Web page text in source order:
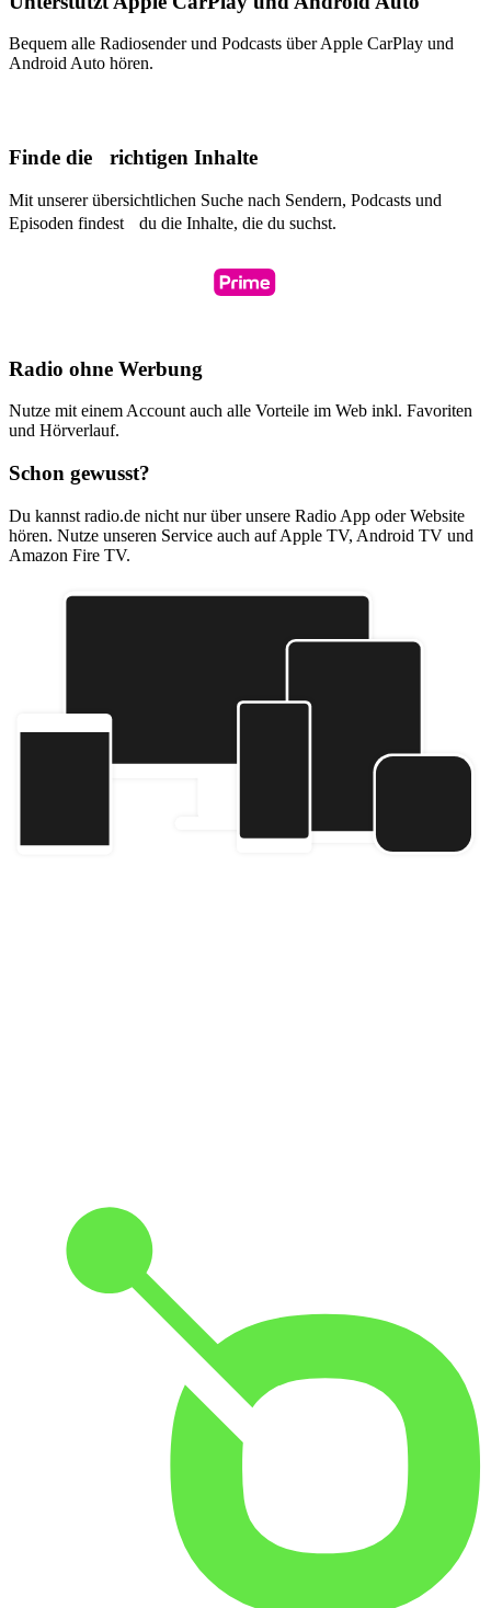
Bequem alle Radiosender und Podcasts über Apple CarPlay und
Android Auto hören.
Finde die richtigen Inhalte
Mit unserer übersichtlichen Suche nach Sendern, Podcasts und
Episoden findest du die Inhalte, die du suchst.
Radio ohne Werbung
Nutze mit einem Account auch alle Vorteile im Web inkl. Favoriten
und Hörverlauf.
Schon gewusst?
Du kannst radio.de nicht nur über unsere Radio App oder Website
hören. Nutze unseren Service auch auf Apple TV, Android TV und
Amazon Fire TV.